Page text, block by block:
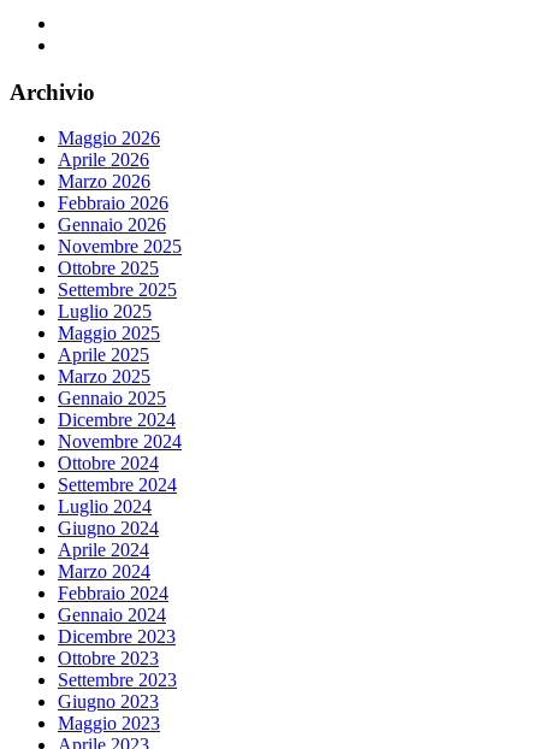
Archivio
Maggio 2026
Aprile 2026
Marzo 2026
Febbraio 2026
Gennaio 2026
Novembre 2025
Ottobre 2025
Settembre 2025
Luglio 2025
Maggio 2025
Aprile 2025
Marzo 2025
Gennaio 2025
Dicembre 2024
Novembre 2024
Ottobre 2024
Settembre 2024
Luglio 2024
Giugno 2024
Aprile 2024
Marzo 2024
Febbraio 2024
Gennaio 2024
Dicembre 2023
Ottobre 2023
Settembre 2023
Giugno 2023
Maggio 2023